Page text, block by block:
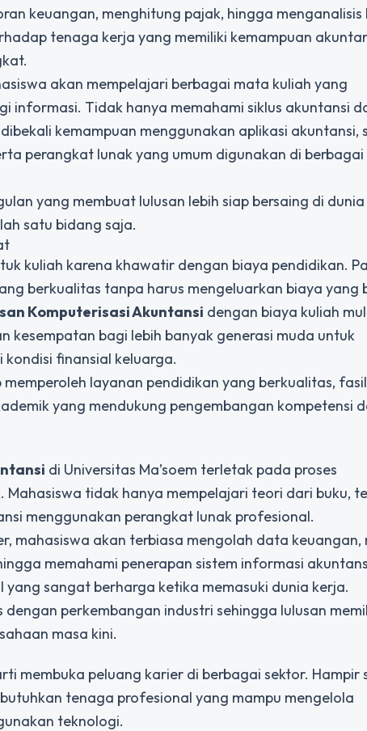
keuangan, menghitung pajak, hingga menganalisis
tenaga kerja yang memiliki kemampuan
akan mempelajari berbagai mata kuliah yang
informasi. Tidak hanya memahami siklus akuntansi
kemampuan menggunakan aplikasi akuntansi,
perangkat lunak yang umum digunakan di berbagai
yang membuat lulusan lebih siap bersaing di
satu bidang saja.
kuliah karena khawatir dengan biaya pendidikan.
berkualitas tanpa harus mengeluarkan biaya yang
Komputerisasi Akuntansi dengan biaya kuliah
kesempatan bagi lebih banyak generasi muda untuk
finansial keluarga.
layanan pendidikan yang berkualitas,
yang mendukung pengembangan kompetensi
di Universitas Ma’soem terletak pada proses
tidak hanya mempelajari teori dari buku,
menggunakan perangkat lunak profesional.
mahasiswa akan terbiasa mengolah data keuangan,
memahami penerapan sistem informasi
sangat berharga ketika memasuki dunia kerja.
perkembangan industri sehingga lulusan
masa kini.
membuka peluang karier di berbagai sektor. Hampir
tenaga profesional yang mampu mengelola
teknologi.